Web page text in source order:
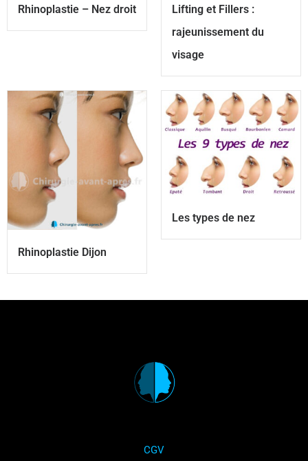
Rhinoplastie – Nez droit
Lifting et Fillers :
rajeunissement du
visage
Rhinoplastie Dijon
Les types de nez
CGV